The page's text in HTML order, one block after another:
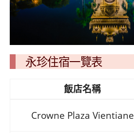
永珍住宿一覽表
飯店名稱
Crowne Plaza Vientiane